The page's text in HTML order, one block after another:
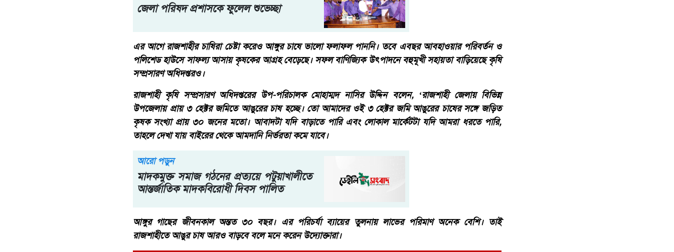
জেলা পরিষদ প্রশাসকে ফুলেল শুভেচ্ছা
এর আগে রাজশাহীর চাষিরা চেষ্টা করেও আঙ্গুর চাষে ভালো ফলাফল পাননি। তবে এবছর আবহাওয়ার পরিবর্তন ও
পলিশেড হাউসে সাফল্য আসায় কৃষকের আগ্রহ বেড়েছে। সফল বাণিজ্যিক উৎপাদনে বহুমূখী সহায়তা বাড়িয়েছে কৃষি
সম্প্রসারণ অধিদপ্তরও।
রাজশাহী কৃষি সম্প্রসারণ অধিদপ্তরের উপ-পরিচালক মোহাম্মদ নাসির উদ্দিন বলেন, ‘রাজশাহী জেলায় বিভিন্ন
উপজেলায় প্রায় ৩ হেক্টর জমিতে আঙুরের চাষ হচ্ছে। তো আমাদের ওই ৩ হেক্টর জমি আঙুরের চাষের সঙ্গে জড়িত
কৃষক সংখ্যা প্রায় ৩০ জনের মতো। আবাদটা যদি বাড়াতে পারি এবং লোকাল মার্কেটটা যদি আমরা ধরতে পারি,
তাহলে দেখা যায় বাইরের থেকে আমদানি নির্ভরতা কমে যাবে।
আরো পড়ুন
মাদকমুক্ত সমাজ গঠনের প্রত্যয়ে পটুয়াখালীতে
আন্তর্জাতিক মাদকবিরোধী দিবস পালিত
আঙ্গুর গাছের জীবনকাল অন্তত ৩০ বছর। এর পরিচর্যা ব্যায়ের তুলনায় লাভের পরিমাণ অনেক বেশি। তাই
রাজশাহীতে আঙুর চাষ আরও বাড়বে বলে মনে করেন উদ্যোক্তারা।